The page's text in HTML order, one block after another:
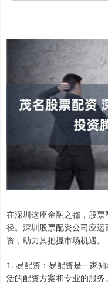
在深圳这座金融之都，股
径。深圳股票配资公司应
资，助力其把握市场机遇。
1. 易配资：易配资是一家
活的配资方案和专业的服务。